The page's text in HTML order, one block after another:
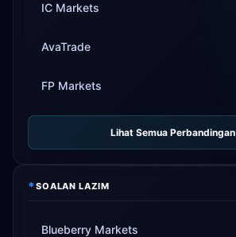
IC Markets
AvaTrade
FP Markets
Lihat Semua Perbandingan
*SOALAN LAZIM
Blueberry Markets